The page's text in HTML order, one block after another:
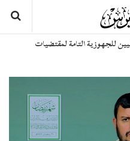
للجهوزية التامة لمقتضيات